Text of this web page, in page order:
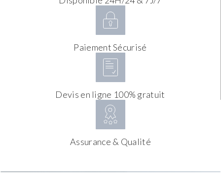
Paiement Sécurisé
Devis en ligne 100% gratuit
Assurance & Qualité